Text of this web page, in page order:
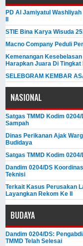
PD Al Jamiyatul
STIE Bina Karya Wisuda
Macno Company Peduli
Kemenangan
Harapkan Juara Di
SELEBGRAM KEMBAR
NASIONAL
Satgas TMMD Kodim
Sampah
Dinas Perikanan Ajak
Budidaya
Satgas TMMD Kodim
Dandim 0204/DS
Teknisi
Terkait Kasus Perusakan
Layangkan Rekom Ke II
BUDAYA
Dandim 0204/DS:
TMMD Telah Selesai